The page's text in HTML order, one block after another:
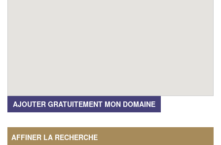
AJOUTER GRATUITEMENT MON DOMAINE
AFFINER LA RECHERCHE